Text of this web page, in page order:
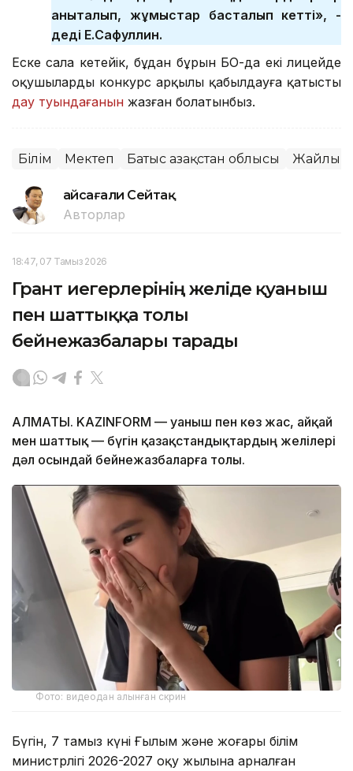
анықталып, жұмыстар басталып кетті», -
деді Е.Сафуллин.
Еске сала кетейік, бұдан бұрын БҚО-да екі лицейде
оқушыларды конкурс арқылы қабылдауға қатысты
дау туындағанын жазған болатынбыз.
Білім Мектеп Батыс Қазақстан облысы Жайлы
Ғайсағали Сейтақ
Авторлар
18:47, 07 Тамыз 2026
Грант иегерлерінің желіде қуаныш
пен шаттыққа толы
бейнежазбалары тарады
АЛМАТЫ. KAZINFORM — Қуаныш пен көз жас, айқай
мен шаттық — бүгін қазақстандықтардың желілері
дәл осындай бейнежазбаларға толы.
Фото: видеодан алынған скрин
Бүгін, 7 тамыз күні Ғылым және жоғары білім
министрлігі 2026-2027 оқу жылына арналған